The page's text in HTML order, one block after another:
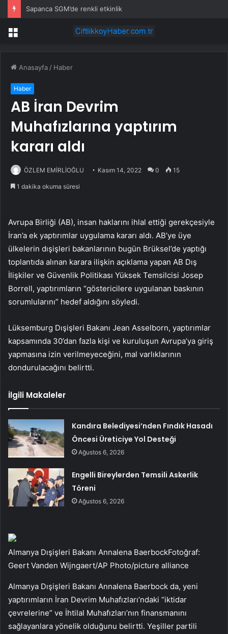
Sapanca SGM’de renkli etkinlik
Menü
Anasayfa / Haber
Haber
AB İran Devrim
Muhafızlarına yaptırım
kararı aldı
ÖZLEM EMİRLİOĞLU Kasım 14, 2022 0 15
1 dakika okuma süresi
Avrupa Birliği (AB), insan haklarını ihlal ettiği gerekçesiyle
İran’a ek yaptırımlar uygulama kararı aldı. AB’ye üye
ülkelerin dışişleri bakanlarının bugün Brüksel’de yaptığı
toplantıda alınan karara ilişkin açıklama yapan AB Dış
İlişkiler ve Güvenlik Politikası Yüksek Temsilcisi Josep
Borrell, yaptırımların “göstericilere uygulanan baskının
sorumlularını” hedef aldığını söyledi.
Lüksemburg Dışişleri Bakanı Jean Asselborn, yaptırımlar
kapsamında 30’dan fazla kişi ve kuruluşun Avrupa’ya giriş
yapmasına izin verilmeyeceğini, mal varlıklarının
dondurulacağını belirtti.
İlgili Makaleler
Kandıra Belediyesi’nden Fındık Hasadı
Öncesi Üreticiye Yol Desteği
Ağustos 6, 2026
Engelli Bireylerden Temsili Askerlik
Töreni
Ağustos 6, 2026
Almanya Dışişleri Bakanı Annalena BaerbockFotoğraf:
Geert Vanden Wijngaert/AP Photo/picture alliance
Almanya Dışişleri Bakanı Annalena Baerbock da, yeni
yaptırımların İran Devrim Muhafızları’ndaki “iktidar
çevrelerine” ve İhtilal Muhafızları’nın finansmanını
sağlayanlara yönelik olduğunu belirtti. Yeşiller partili